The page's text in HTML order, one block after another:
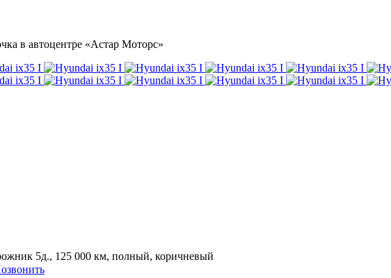
в автоцентре «Астар Моторс»
5д., 125 000 км, полный, коричневый